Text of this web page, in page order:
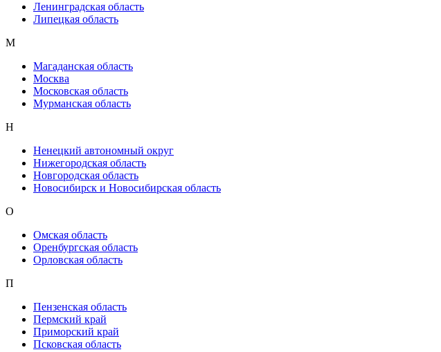
Ленинградская область
Липецкая область
М
Магаданская область
Москва
Московская область
Мурманская область
Н
Ненецкий автономный округ
Нижегородская область
Новгородская область
Новосибирск и Новосибирская область
О
Омская область
Оренбургская область
Орловская область
П
Пензенская область
Пермский край
Приморский край
Псковская область